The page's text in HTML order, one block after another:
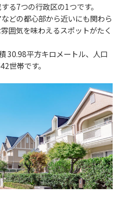
る7つの行政区の1つです。
どの都心部から近いにも関わら
囲気を味わえるスポットがたく
30.98平方キロメートル、人口
世帯です。